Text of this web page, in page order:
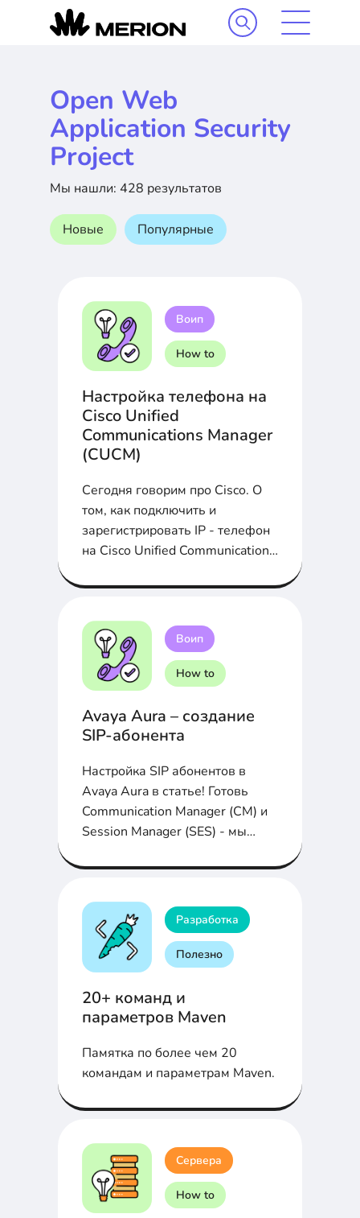
Open Web
Application Security
Project
Мы нашли: 428 результатов
Новые Популярные
Воип
How to
Настройка телефона на
Cisco Unified
Communications Manager
(CUCM)
Сегодня говорим про Cisco. О
том, как подключить и
зарегистрировать IP - телефон
на Cisco Unified Communications
статье...
Воип
How to
Avaya Aura – создание
SIP-абонента
Настройка SIP абонентов в
Avaya Aura в статье! Готовь
Communication Manager (СМ) и
Session Manager (SES) - мы
Разработка
Полезно
20+ команд и
параметров Maven
Памятка по более чем 20
командам и параметрам Maven.
Сервера
How to